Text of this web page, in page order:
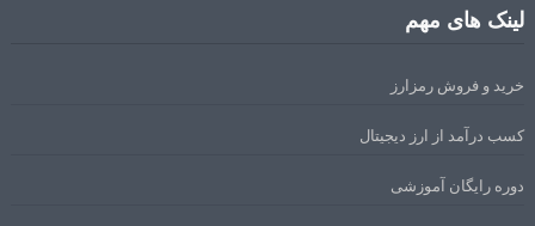
لینک های مهم
خرید و فروش رمزارز
کسب درآمد از ارز دیجیتال
دوره رایگان آموزشی